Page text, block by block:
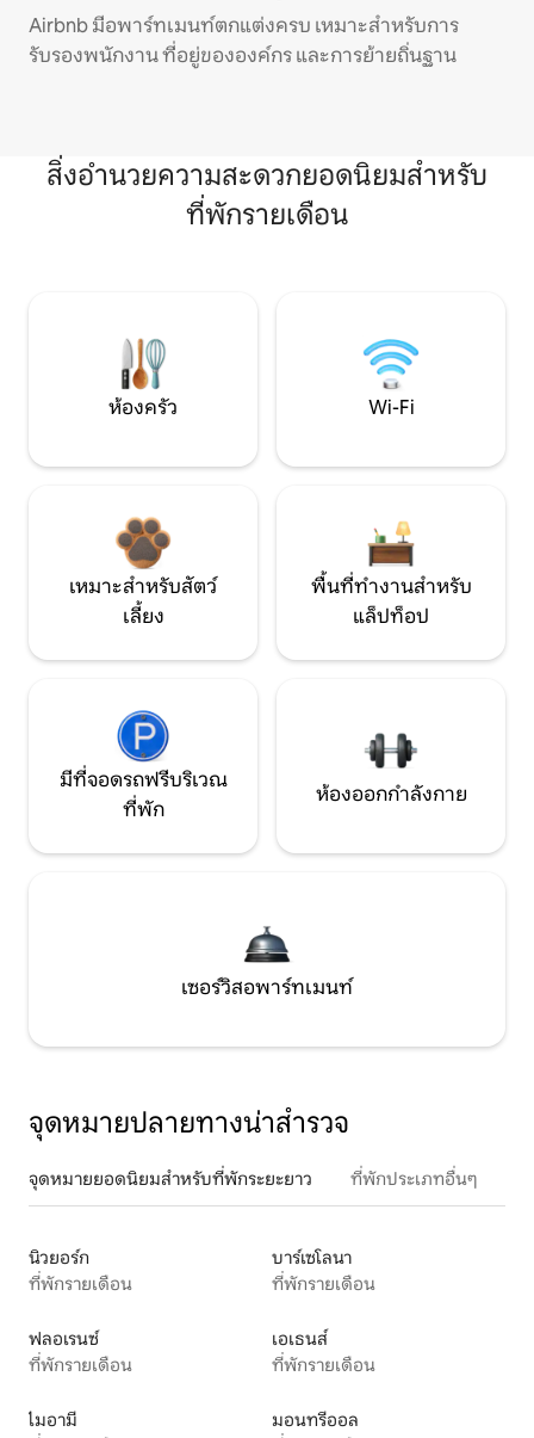
Airbnb มีอพาร์ทเมนท์ตกแต่งครบ เหมาะสำหรับการ
รับรองพนักงาน ที่อยู่ขององค์กร และการย้ายถิ่นฐาน
สิ่งอำนวยความสะดวกยอดนิยมสำหรับ
ที่พักรายเดือน
ห้องครัว Wi-Fi
เหมาะสำหรับสัตว์
เลี้ยง
พื้นที่ทำงานสำหรับ
แล็ปท็อป
มีที่จอดรถฟรีบริเวณ
ที่พัก
ห้องออกกำลังกาย
เซอร์วิสอพาร์ทเมนท์
จุดหมายปลายทางน่าสำรวจ
จุดหมายยอดนิยมสำหรับที่พักระยะยาว ที่พักประเภทอื่นๆ
นิวยอร์ก
ที่พักรายเดือน
บาร์เซโลนา
ที่พักรายเดือน
ฟลอเรนซ์
ที่พักรายเดือน
เอเธนส์
ที่พักรายเดือน
ไมอามี
มอนทรีออล